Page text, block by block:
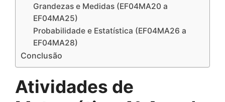
Grandezas e Medidas (EF04MA20 a
EF04MA25)
Probabilidade e Estatística (EF04MA26 a
EF04MA28)
Conclusão
Atividades de